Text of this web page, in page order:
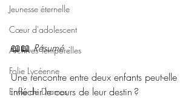
Jeunesse éternelle
Cœur d'adolescent
Archives Temporelles
Folie Lycéenne
Envie de Drames
📖📖 Résumé :
Une rencontre entre deux enfants peut-elle
infléchir le cours de leur destin ?